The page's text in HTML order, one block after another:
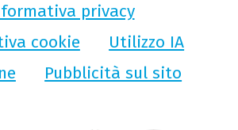
privacy
cookie
Utilizzo IA
Pubblicità sul sito